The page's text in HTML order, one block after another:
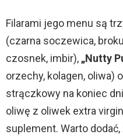
Filarami jego menu są
(czarna soczewica,
czosnek, imbir), „Nutty
orzechy, kolagen, oliwa)
strączkowy na koniec
oliwę z oliwek extra
suplement. Warto